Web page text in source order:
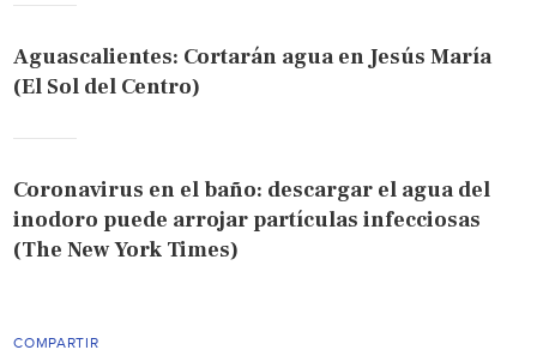
Aguascalientes: Cortarán agua en Jesús María
(El Sol del Centro)
Coronavirus en el baño: descargar el agua del
inodoro puede arrojar partículas infecciosas
(The New York Times)
COMPARTIR